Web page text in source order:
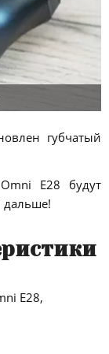
губчатый
E28 будут
дальше!
E28,